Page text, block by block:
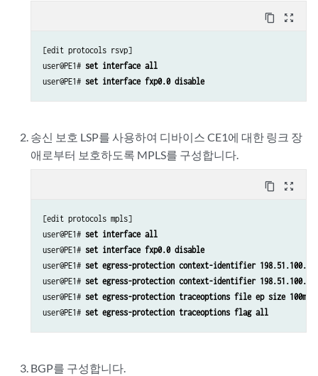
set routing-instances foo protocols l2vpn site foo interface ge-2/1/
content_copy zoom_out_map
[edit protocols rsvp]
user@PE1# set interface all
user@PE1# set interface fxp0.0 disable
송신 보호 LSP를 사용하여 디바이스 CE1에 대한 링크 장
애로부터 보호하도록 MPLS를 구성합니다.
content_copy zoom_out_map
[edit protocols mpls]
user@PE1# set interface all
user@PE1# set interface fxp0.0 disable
user@PE1# set egress-protection context-identifier 198.51.100.3
user@PE1# set egress-protection context-identifier 198.51.100.3
user@PE1# set egress-protection traceoptions file ep size 100m
user@PE1# set egress-protection traceoptions flag all
BGP를 구성합니다.